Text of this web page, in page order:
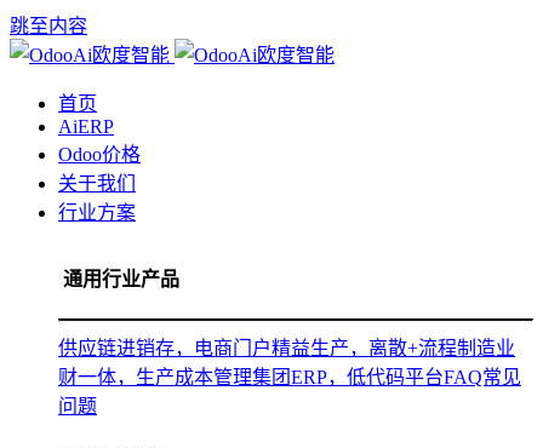
跳至内容
首页
AiERP
Odoo价格
关于我们
行业方案
通用行业产品
供应链进销存，电商门户精益生产，离散+流程制造业
财一体，生产成本管理集团ERP，低代码平台FAQ常见
问题